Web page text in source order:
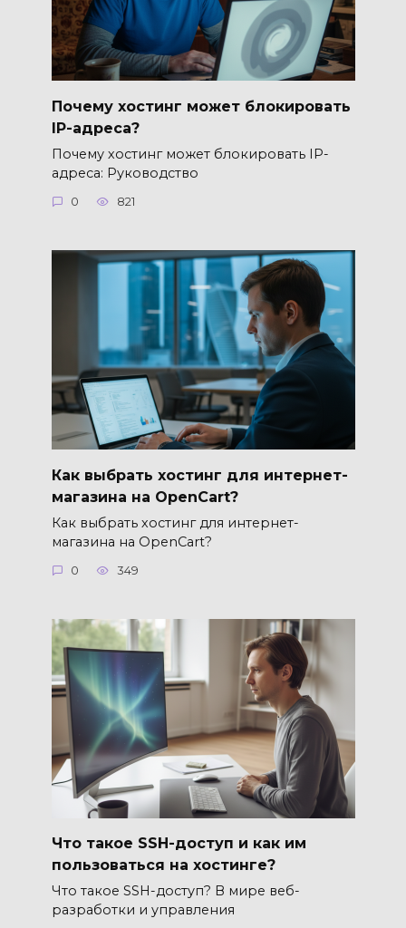
Почему хостинг может блокировать
IP-адреса?
Почему хостинг может блокировать IP-
адреса: Руководство
0 821
Как выбрать хостинг для интернет-
магазина на OpenCart?
Как выбрать хостинг для интернет-
магазина на OpenCart?
0 349
Что такое SSH-доступ и как им
пользоваться на хостинге?
Что такое SSH-доступ? В мире веб-
разработки и управления